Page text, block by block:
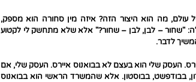
עולם, מה הוא היצור הזה? איזה מין סחורה הוא מספק,
"שחור – לבן, לבן – שחור?" אלא שלא מתחשק לי לקטוע
לדבר.
העסק שלי הוא בעצם לא בבואנוס איירס. העסק שלי, אם
בבודפשט, בבוסטון. אלא שהמשרד הראשי הוא בבואנוס